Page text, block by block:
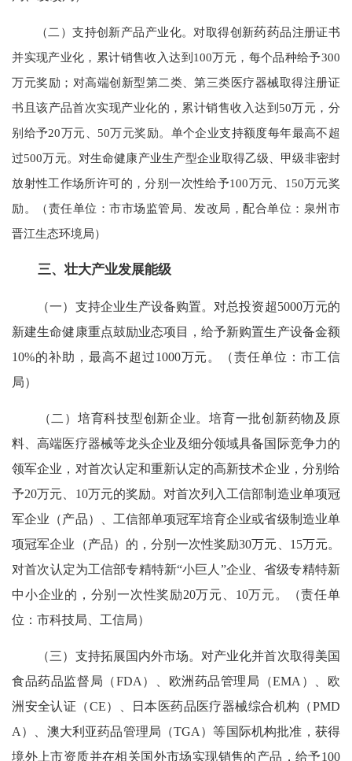
（二）支持创新产品产业化。对取得创新药药品注册证书
并实现产业化，累计销售收入达到100万元，每个品种给予300
万元奖励；对高端创新型第二类、第三类医疗器械取得注册证
书且该产品首次实现产业化的，累计销售收入达到50万元，分
别给予20万元、50万元奖励。单个企业支持额度每年最高不超
过500万元。对生命健康产业生产型企业取得乙级、甲级非密封
放射性工作场所许可的，分别一次性给予100万元、150万元奖
励。（责任单位：市市场监管局、发改局，配合单位：泉州市
晋江生态环境局）
三、壮大产业发展能级
（一）支持企业生产设备购置。对总投资超5000万元的
新建生命健康重点鼓励业态项目，给予新购置生产设备金额
10%的补助，最高不超过1000万元。（责任单位：市工信
局）
（二）培育科技型创新企业。培育一批创新药物及原
料、高端医疗器械等龙头企业及细分领域具备国际竞争力的
领军企业，对首次认定和重新认定的高新技术企业，分别给
予20万元、10万元的奖励。对首次列入工信部制造业单项冠
军企业（产品）、工信部单项冠军培育企业或省级制造业单
项冠军企业（产品）的，分别一次性奖励30万元、15万元。
对首次认定为工信部专精特新“小巨人”企业、省级专精特新
中小企业的，分别一次性奖励20万元、10万元。（责任单
位：市科技局、工信局）
（三）支持拓展国内外市场。对产业化并首次取得美国
食品药品监督局（FDA）、欧洲药品管理局（EMA）、欧
洲安全认证（CE）、日本医药品医疗器械综合机构（PMD
A）、澳大利亚药品管理局（TGA）等国际机构批准，获得
境外上市资质并在相关国外市场实现销售的产品，给予100